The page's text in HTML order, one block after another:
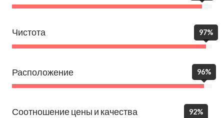
Чистота 97%
Расположение 96%
Соотношение цены и качества 92%